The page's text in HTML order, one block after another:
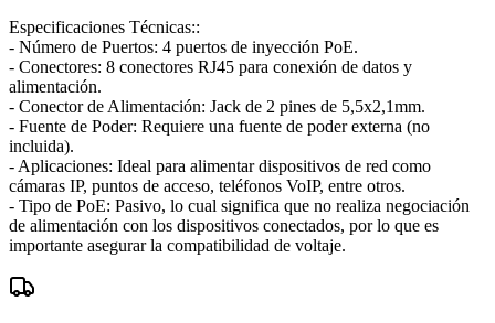
Especificaciones Técnicas::
- Número de Puertos: 4 puertos de inyección PoE.
- Conectores: 8 conectores RJ45 para conexión de datos y
alimentación.
- Conector de Alimentación: Jack de 2 pines de 5,5x2,1mm.
- Fuente de Poder: Requiere una fuente de poder externa (no
incluida).
- Aplicaciones: Ideal para alimentar dispositivos de red como
cámaras IP, puntos de acceso, teléfonos VoIP, entre otros.
- Tipo de PoE: Pasivo, lo cual significa que no realiza negociación
de alimentación con los dispositivos conectados, por lo que es
importante asegurar la compatibilidad de voltaje.